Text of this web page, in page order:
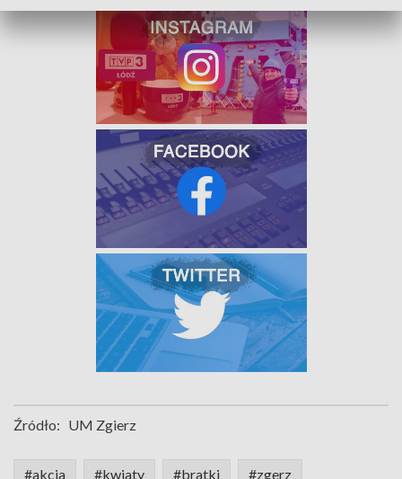
Źródło: UM Zgierz
#akcja #kwiaty #bratki #zgerz